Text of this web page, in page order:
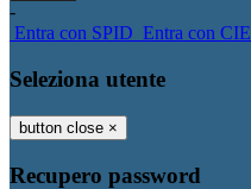
-
Entra con SPID Entra con CIE
Seleziona utente
button close ×
Recupero password